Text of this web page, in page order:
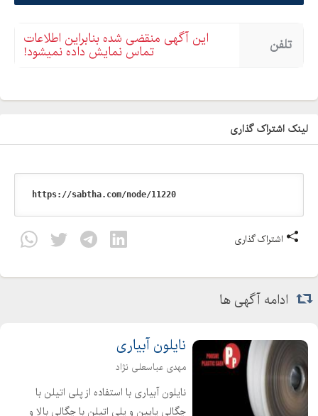
تلفن این آگهی منقضی شده بنابراین اطلاعات
تماس نمایش داده نمیشود!
لینک اشتراک گذاری
اشتراک گذاری
ادامه آگهی ها
نایلون آبیاری
مهدی عباسعلی نژاد
نایلون آبیاری با استفاده از پلی اتیلن با
چگالی پایین و پلی اتیلن با چگالی بالا و